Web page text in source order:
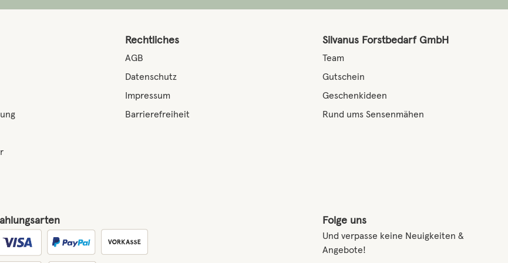
Rechtliches
AGB
Datenschutz
Impressum
Barrierefreiheit
Silvanus Forstbedarf GmbH
Team
Gutschein
Geschenkideen
Rund ums Sensenmähen
Folge uns
Und verpasse keine Neuigkeiten &
Angebote!